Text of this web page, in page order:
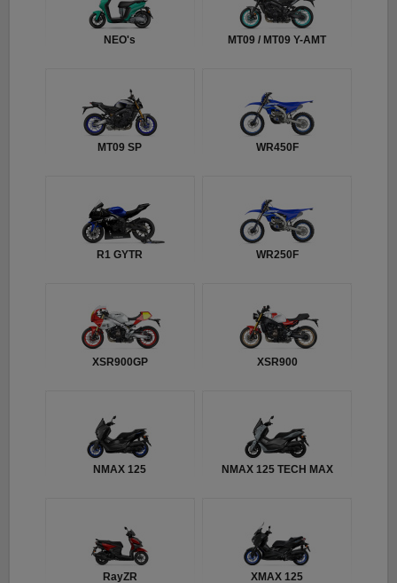
NEO's MT09 / MT09 Y-AMT
MT09 SP WR450F
R1 GYTR WR250F
XSR900GP XSR900
NMAX 125 NMAX 125 TECH MAX
RayZR XMAX 125